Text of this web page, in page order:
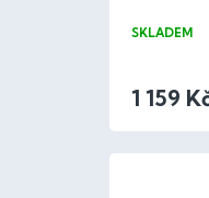
SKLADEM
1 159